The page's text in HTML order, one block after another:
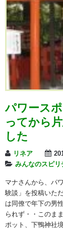
パワース
ってから
した
リネア
みんなのスピ
マナさんから、パ
験談」を投稿いた
は同僚で年下の男
られず・・このま
ポット、下鴨神社